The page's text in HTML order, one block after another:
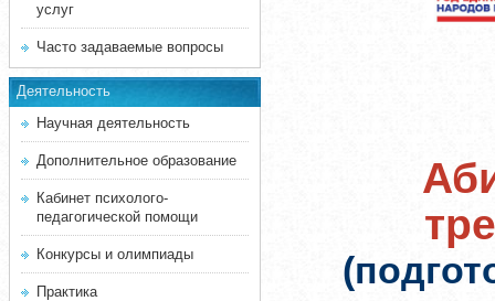
услуг
Часто задаваемые вопросы
Деятельность
Научная деятельность
Дополнительное образование
Кабинет психолого-
педагогической помощи
Конкурсы и олимпиады
Практика